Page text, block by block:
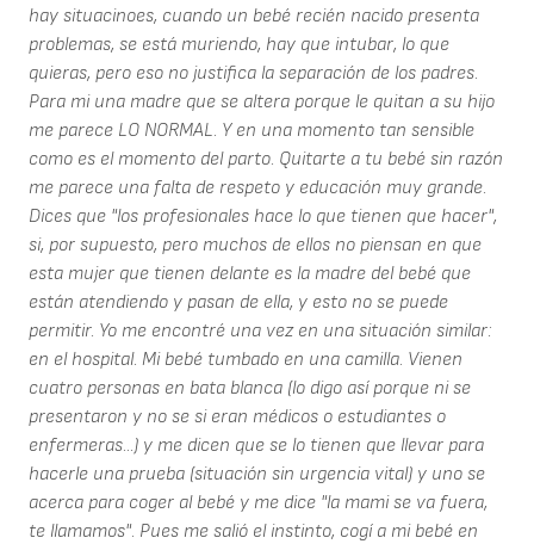
hay situacinoes, cuando un bebé recién nacido presenta
problemas, se está muriendo, hay que intubar, lo que
quieras, pero eso no justifica la separación de los padres.
Para mi una madre que se altera porque le quitan a su hijo
me parece LO NORMAL. Y en una momento tan sensible
como es el momento del parto. Quitarte a tu bebé sin razón
me parece una falta de respeto y educación muy grande.
Dices que "los profesionales hace lo que tienen que hacer",
si, por supuesto, pero muchos de ellos no piensan en que
esta mujer que tienen delante es la madre del bebé que
están atendiendo y pasan de ella, y esto no se puede
permitir. Yo me encontré una vez en una situación similar:
en el hospital. Mi bebé tumbado en una camilla. Vienen
cuatro personas en bata blanca (lo digo así porque ni se
presentaron y no se si eran médicos o estudiantes o
enfermeras...) y me dicen que se lo tienen que llevar para
hacerle una prueba (situación sin urgencia vital) y uno se
acerca para coger al bebé y me dice "la mami se va fuera,
te llamamos". Pues me salió el instinto, cogí a mi bebé en